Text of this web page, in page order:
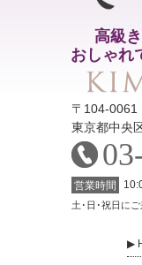
高級
おしゃれ
〒104-0061
東京都中央
営業時間
土･日･祝日に